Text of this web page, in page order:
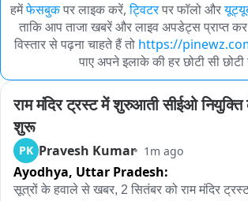
हमेंफेसबुकपर लाइक करें, ट्विटरपर फॉलो और
ताकि आप ताजा खबरें और लाइव अपडेट्स प्राप्त
विस्तार से पढ़ना चाहते हैं तो https://
पाए अपने इलाके की हर छोटी सी
राम मंदिर ट्रस्ट में शुरुआती सीईओ
शुरू
PK Pravesh Kumar 1m ago
Ayodhya, Uttar Pradesh:
सूत्रों के हवाले से खबर, 2 सितंबर को राम मंदिर